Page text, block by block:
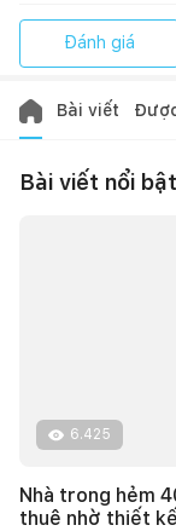
Đánh giá
Bài viết
Bài viết nổi bật
6.425
Nhà trong hẻm
thuê nhờ thiết